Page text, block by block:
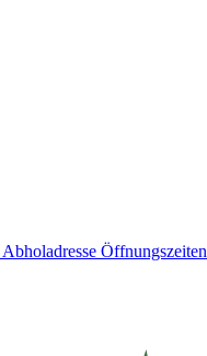
Abholadresse Öffnungszeiten